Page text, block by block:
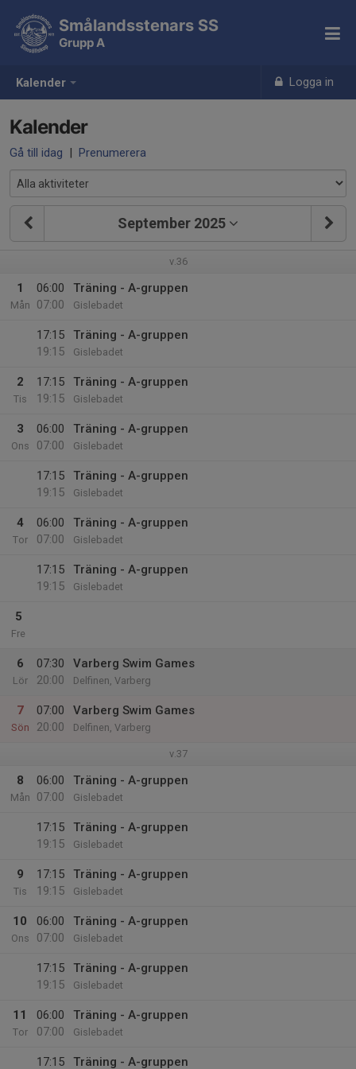
Kalender Logga in
Smålandsstenars SS
Grupp A
Kalender
Gå till idag | Prenumerera
September 2025
v.36
1
Mån
06:00
07:00
Träning - A-gruppen
Gislebadet
17:15
19:15
Träning - A-gruppen
Gislebadet
2
Tis
17:15
19:15
Träning - A-gruppen
Gislebadet
3
Ons
06:00
07:00
Träning - A-gruppen
Gislebadet
17:15
19:15
Träning - A-gruppen
Gislebadet
4
Tor
06:00
07:00
Träning - A-gruppen
Gislebadet
17:15
19:15
Träning - A-gruppen
Gislebadet
5
Fre
6
Lör
07:30
20:00
Varberg Swim Games
Delfinen, Varberg
7
Sön
07:00
20:00
Varberg Swim Games
Delfinen, Varberg
v.37
8
Mån
06:00
07:00
Träning - A-gruppen
Gislebadet
17:15
19:15
Träning - A-gruppen
Gislebadet
9
Tis
17:15
19:15
Träning - A-gruppen
Gislebadet
10
Ons
06:00
07:00
Träning - A-gruppen
Gislebadet
17:15
19:15
Träning - A-gruppen
Gislebadet
11
Tor
06:00
07:00
Träning - A-gruppen
Gislebadet
17:15
Träning - A-gruppen